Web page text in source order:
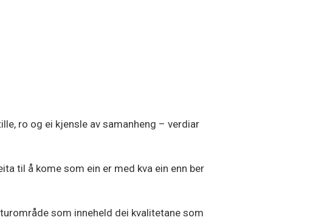
ro og ei kjensle av samanheng – verdiar
til å kome som ein er med kva ein enn ber
som inneheld dei kvalitetane som